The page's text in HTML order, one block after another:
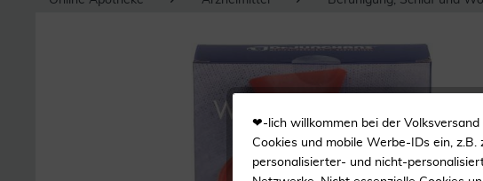
❤-lich willkommen bei der
Cookies und mobile Werbe-IDs ein,
personalisierter- und nicht-